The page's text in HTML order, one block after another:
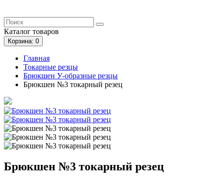
Каталог товаров
Корзина: 0
Главная
Токарные резцы
Брюкшен У-образные резцы
Брюкшен №3 токарный резец
Брюкшен №3 токарный резец